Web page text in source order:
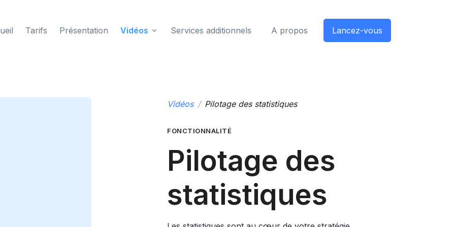
Tarifs Présentation Vidéos Services additionnels A propos Lancez-vous
Vidéos Pilotage des statistiques
FONCTIONNALITÉ
Pilotage des
statistiques